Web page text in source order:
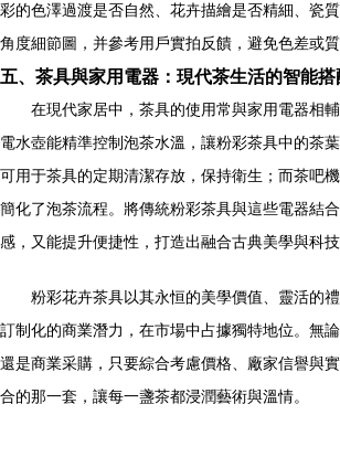
彩的色澤過渡是否自然、花卉描繪是否精細、瓷
角度細節圖，并參考用戶實拍反饋，避免色差或質
五、茶具與家用電器：現代茶生活的智能搭
在現代家居中，茶具的使用常與家用電器相
電水壺能精準控制泡茶水溫，讓粉彩茶具中的茶
可用于茶具的定期清潔存放，保持衛生；而茶吧
簡化了泡茶流程。將傳統粉彩茶具與這些電器結
感，又能提升便捷性，打造出融合古典美學與科技
粉彩花卉茶具以其永恒的美學價值、靈活的
訂制化的商業潛力，在市場中占據獨特地位。無
還是商業采購，只要綜合考慮價格、廠家信譽與
合的那一套，讓每一盞茶都浸潤藝術與溫情。